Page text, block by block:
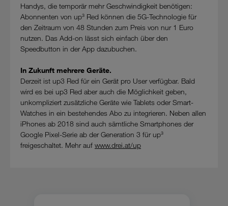
Handys, die temporär mehr Geschwindigkeit benötigen:
Abonnenten von up³ Red können die 5G-Technologie für
den Zeitraum von 48 Stunden zum Preis von nur 1 Euro
nutzen. Das Add-on lässt sich einfach über den
Speedbutton in der App dazubuchen.
In Zukunft mehrere Geräte.
Derzeit ist up3 Red für ein Gerät pro User verfügbar. Bald
wird es bei up3 Red aber auch die Möglichkeit geben,
unkompliziert zusätzliche Geräte wie Tablets oder Smart-
Watches in ein bestehendes Abo zu integrieren. Neben allen
iPhones ab 2018 sind auch sämtliche Smartphones der
Google Pixel-Serie ab der Generation 3 für up³
freigeschaltet. Mehr auf www.drei.at/up